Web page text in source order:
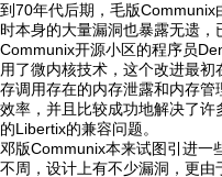
到70年代后期，毛版Communix
时本身的大量漏洞也暴露无遗
Communix开源小区的程序员
用了微内核技术，这个改进最
存调用存在的内存泄露和内存
效率，并且比较成功地解决了
的Libertix的兼容问题。
邓版Communix本来试图引进一
不周，设计上有不少漏洞，更